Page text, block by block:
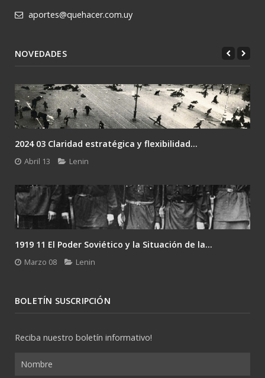
aportes@quehacer.com.uy
NOVEDADES
2024 02 Lenin: el único camino es la revolución....
Febrero 24 Lenin
Gramsci y el desafío del último Lenin: la...
Enero 26 Lenin
BOLETÍN SUSCRIPCIÓN
Reciba nuestro boletín informativo!